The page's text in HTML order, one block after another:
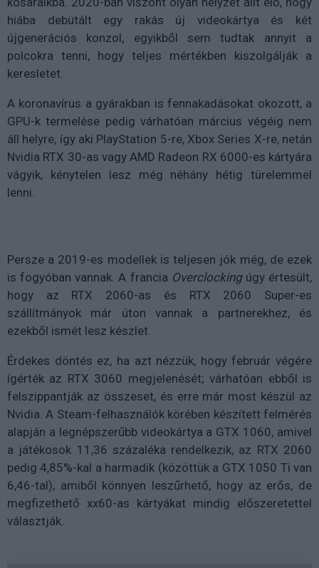
hiába debütált egy rakás új videokártya és két
újgenerációs konzol, egyikből sem tudtak annyit a
polcokra tenni, hogy teljes mértékben kiszolgálják a
keresletet.
A koronavírus a gyárakban is fennakadásokat okozott, a
GPU-k termelése pedig várhatóan március végéig nem
áll helyre, így aki PlayStation 5-re, Xbox Series X-re, netán
Nvidia RTX 30-as vagy AMD Radeon RX 6000-es kártyára
vágyik, kénytelen lesz még néhány hétig türelemmel
lenni.
Persze a 2019-es modellek is teljesen jók még, de ezek
is fogyóban vannak. A francia Overclocking úgy értesült,
hogy az RTX 2060-as és RTX 2060 Super-es
szállítmányok már úton vannak a partnerekhez, és
ezekből ismét lesz készlet.
Érdekes döntés ez, ha azt nézzük, hogy február végére
ígérték az RTX 3060 megjelenését; várhatóan ebből is
felszippantják az összeset, és erre már most készül az
Nvidia. A Steam-felhasználók körében készített felmérés
alapján a legnépszerűbb videokártya a GTX 1060, amivel
a játékosok 11,36 százaléka rendelkezik, az RTX 2060
pedig 4,85%-kal a harmadik (közöttük a GTX 1050 Ti van
6,46-tal), amiből könnyen leszűrhető, hogy az erős, de
megfizethető xx60-as kártyákat mindig előszeretettel
választják.